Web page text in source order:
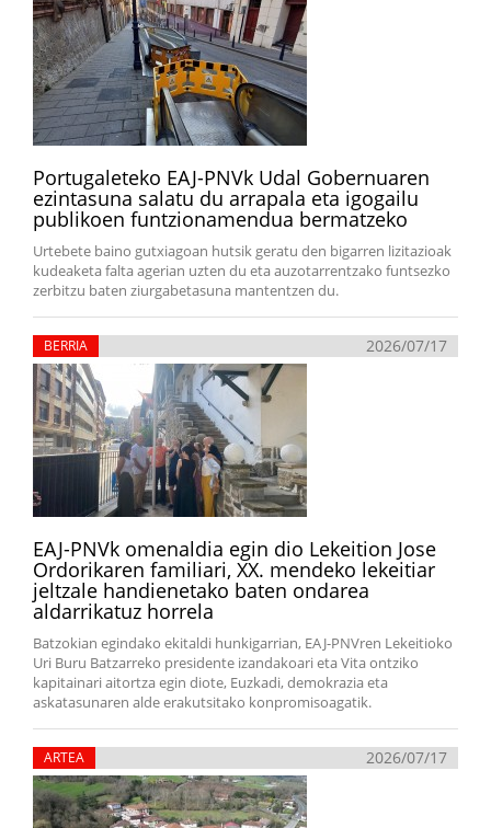
Portugaleteko EAJ-PNVk Udal Gobernuaren
ezintasuna salatu du arrapala eta igogailu
publikoen funtzionamendua bermatzeko
Urtebete baino gutxiagoan hutsik geratu den bigarren lizitazioak
kudeaketa falta agerian uzten du eta auzotarrentzako funtsezko
zerbitzu baten ziurgabetasuna mantentzen du.
BERRIA 2026/07/17
EAJ-PNVk omenaldia egin dio Lekeition Jose
Ordorikaren familiari, XX. mendeko lekeitiar
jeltzale handienetako baten ondarea
aldarrikatuz horrela
Batzokian egindako ekitaldi hunkigarrian, EAJ-PNVren Lekeitioko
Uri Buru Batzarreko presidente izandakoari eta Vita ontziko
kapitainari aitortza egin diote, Euzkadi, demokrazia eta
askatasunaren alde erakutsitako konpromisoagatik.
ARTEA 2026/07/17